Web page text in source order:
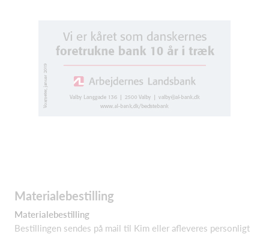
Materialebestilling
Materialebestilling
Bestillingen sendes på mail til Kim eller afleveres personligt